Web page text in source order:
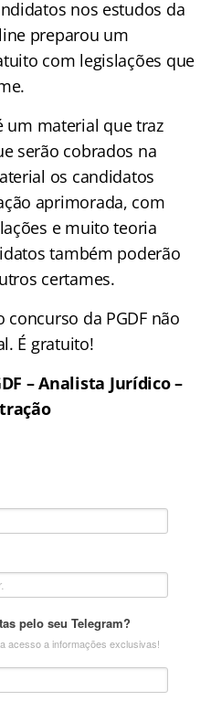
nos estudos da
preparou um
com legislações que
um material que traz
serão cobrados na
os candidatos
aprimorada, com
e muito teoria
também poderão
certames.
concurso da PGDF não
É gratuito!
– Analista Jurídico –